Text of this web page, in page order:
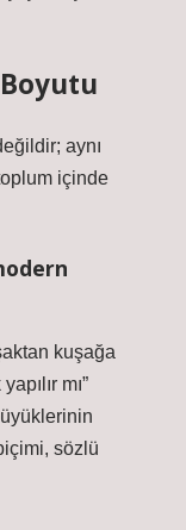
aynı
içinde
kuşağa
mı”
sözlü